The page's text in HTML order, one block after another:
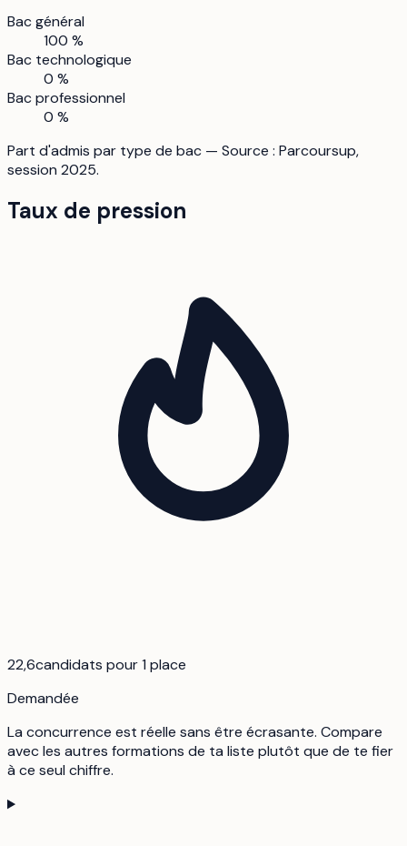
Bac général
100 %
Bac technologique
0 %
Bac professionnel
0 %
Part d'admis par type de bac — Source : Parcoursup,
session 2025.
Taux de pression
22,6candidats pour 1 place
Demandée
La concurrence est réelle sans être écrasante. Compare
avec les autres formations de ta liste plutôt que de te fier
à ce seul chiffre.